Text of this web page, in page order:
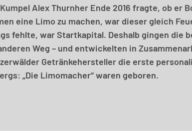
Alex Thurnher Ende 2016 fragte, ob er
eine Limo zu machen, war dieser gleich
fehlte, war Startkapital. Deshalb gingen die
Weg – und entwickelten in
Getränkehersteller die erste
„Die Limomacher“ waren geboren.